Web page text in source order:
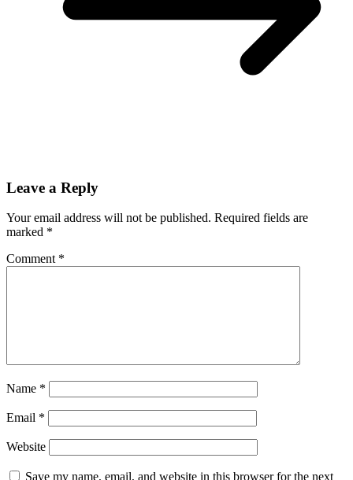
Leave a Reply
Your email address will not be published. Required fields are
marked *
Comment *
Name *
Email *
Website
Save my name, email, and website in this browser for the next